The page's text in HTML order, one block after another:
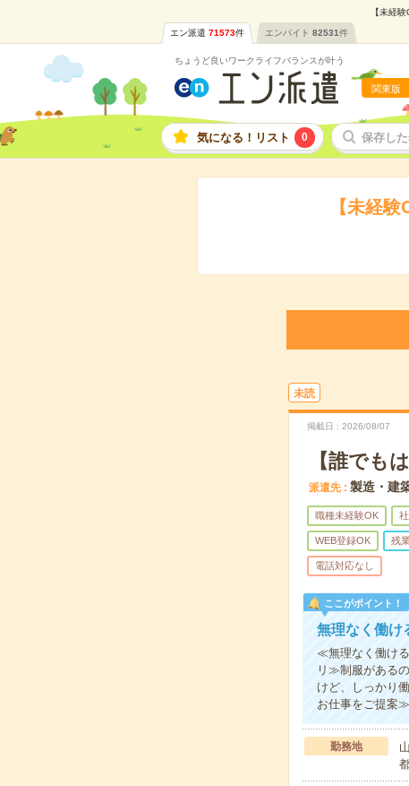
【未経
エン派遣 71573件 エンバイト 82531件
ちょうど良いワークライフバランスが叶う
関東版
気になる！リスト 0 保存し
【未経
未読
掲載日 2026/08/07
【誰でも
派遣先 製造・建
職種未経験OK
WEB登録OK 残
電話対応なし
ここがポイント！
無理なく働け
≪無理なく働け
リ≫制服がある
けど、しっかり
お仕事をご提案
勤務地